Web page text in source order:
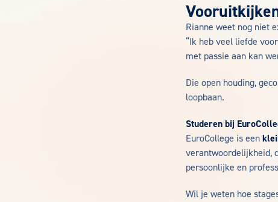
Rianne weet nog niet
“Ik heb veel liefde
met passie aan kan
Die open houding,
loopbaan.
Studeren bij
EuroCollege is een
verantwoordelijkheid,
persoonlijke en
Wil je weten hoe